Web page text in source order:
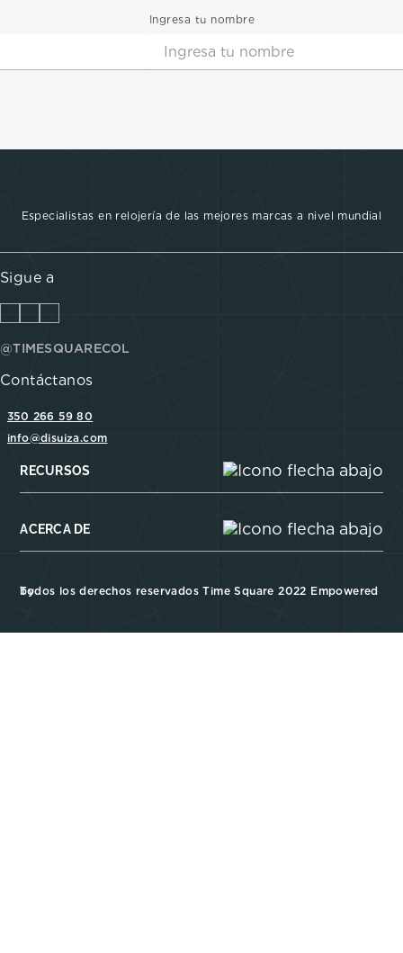
Ingresa tu nombre
Especialistas en relojería de las mejores marcas a nivel mundial
Sigue a
@TIMESQUARECOL
Contáctanos
350 266 59 80
info@disuiza.com
RECURSOS
ACERCA DE
Todos los derechos reservados Time Square 2022 Empowered by